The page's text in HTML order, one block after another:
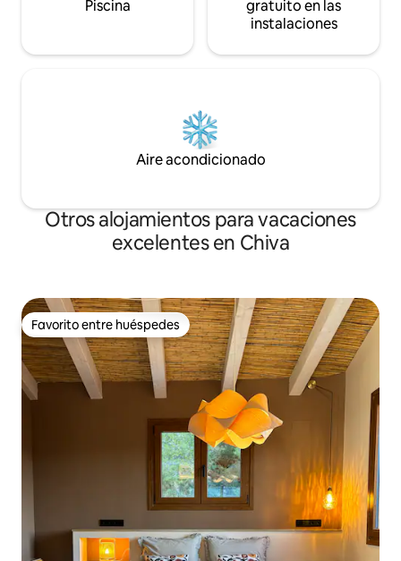
Piscina
gratuito en las
instalaciones
Aire acondicionado
Otros alojamientos para vacaciones
excelentes en Chiva
Favorito entre huéspedes
Favorito entre huéspedes